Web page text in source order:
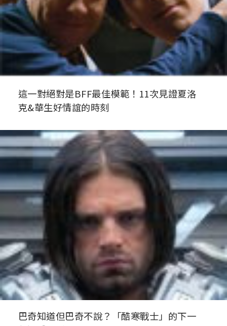
這一對絕對是BFF最佳模範！11次見證夏洛
克&華生好情誼的時刻
巴奇知道但巴奇不說？「酷寒戰士」的下一